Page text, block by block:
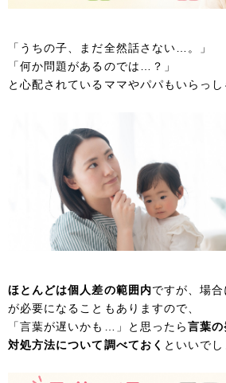
「うちの子、まだ全然話さない…。」
「何か問題があるのでは…？」
と心配されているママやパパもいらっし
ほとんどは個人差の範囲内ですが、場
が必要になることもありますので、
「言葉が遅いかも…」と思ったら言葉
対処方法について調べておく といいでし